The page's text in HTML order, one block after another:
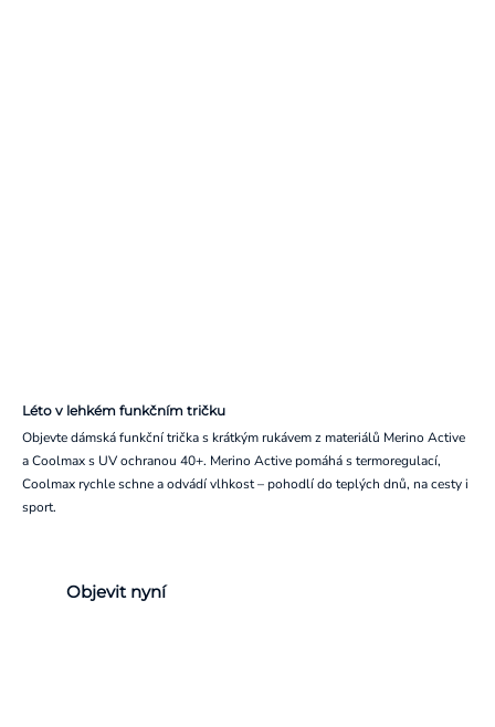
Léto v lehkém funkčním tričku
Objevte dámská funkční trička s krátkým rukávem z materiálů Merino Active
a Coolmax s UV ochranou 40+. Merino Active pomáhá s termoregulací,
Coolmax rychle schne a odvádí vlhkost – pohodlí do teplých dnů, na cesty i
sport.
Objevit nyní